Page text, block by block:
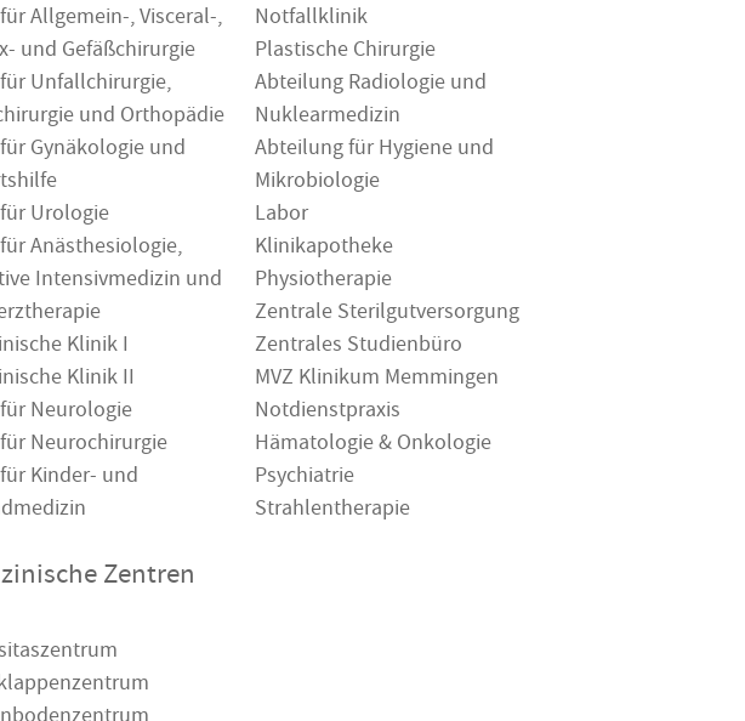
Allgemein-, Visceral-,
und Gefäßchirurgie
Unfallchirurgie,
und Orthopädie
Gynäkologie und
Urologie
Anästhesiologie,
Intensivmedizin und
Klinik I
Klinik II
Neurologie
Neurochirurgie
Kinder- und
Notfallklinik
Plastische Chirurgie
Abteilung Radiologie und
Nuklearmedizin
Abteilung für Hygiene und
Mikrobiologie
Labor
Klinikapotheke
Physiotherapie
Zentrale Sterilgutversorgung
Zentrales Studienbüro
MVZ Klinikum Memmingen
Notdienstpraxis
Hämatologie & Onkologie
Psychiatrie
Strahlentherapie
Zentren